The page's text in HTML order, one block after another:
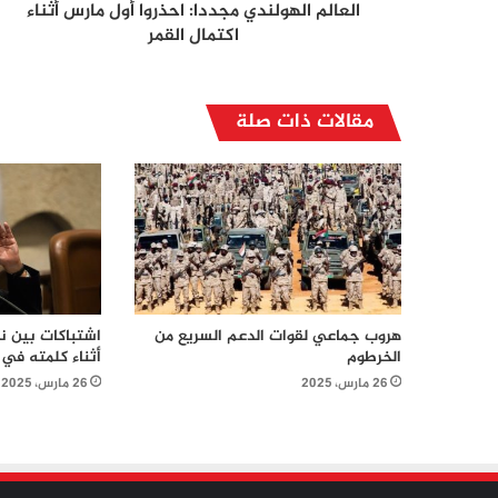
العالم الهولندي مجددا: احذروا أول مارس أثناء
اكتمال القمر
مقالات ذات صلة
هروب جماعي لقوات الدعم السريع من
الخرطوم
26 مارس، 2025
اشتباكات بين
أثناء كلمته
26 مارس، 2025